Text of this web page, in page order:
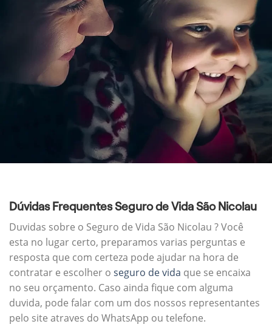
Dúvidas Frequentes Seguro de Vida São Nicolau
Duvidas sobre o Seguro de Vida São Nicolau ? Você
esta no lugar certo, preparamos varias perguntas e
resposta que com certeza pode ajudar na hora de
contratar e escolher o seguro de vida que se encaixa
no seu orçamento. Caso ainda fique com alguma
duvida, pode falar com um dos nossos representantes
pelo site atraves do WhatsApp ou telefone.